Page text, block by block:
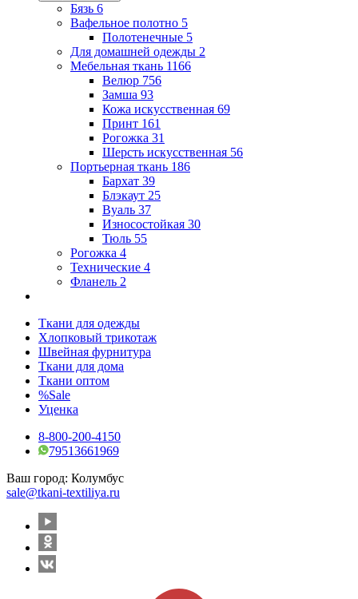
Бязь 6
Вафельное полотно 5
Полотенечные 5
Для домашней одежды 2
Мебельная ткань 1166
Велюр 756
Замша 93
Кожа искусственная 69
Принт 161
Рогожка 31
Шерсть искусственная 56
Портьерная ткань 186
Бархат 39
Блэкаут 25
Вуаль 37
Износостойкая 30
Тюль 55
Рогожка 4
Технические 4
Фланель 2
Ткани для одежды
Хлопковый трикотаж
Швейная фурнитура
Ткани для дома
Ткани оптом
%Sale
Уценка
8-800-200-4150
79513661969
Ваш город: Колумбус
sale@tkani-textiliya.ru